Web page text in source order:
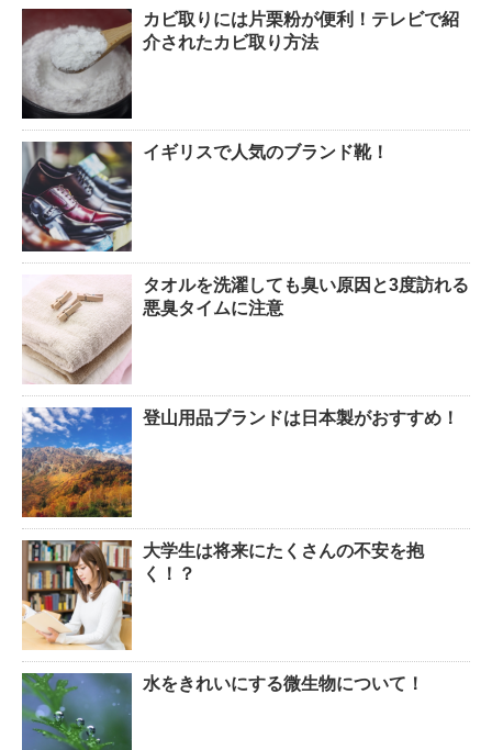
ウールコートの洗濯を自宅でし
ても失敗しない超重要なコツ
アイロンでしわが伸びないなん
アイロンでシワが取れない！そ
んなお悩みは○○で一発解消！
カビ取りには片栗粉が便利！テレビで紹
介されたカビ取り方法
イギリスで人気のブランド靴！
タオルを洗濯しても臭い原因と3度訪れる
悪臭タイムに注意
登山用品ブランドは日本製がおすすめ！
大学生は将来にたくさんの不安を抱
く！？
水をきれいにする微生物について！